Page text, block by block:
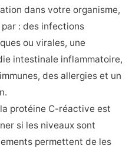
dans votre organisme,
: des infections
ou virales, une
intestinale inflammatoire,
des allergies et un
protéine C-réactive est
si les niveaux sont
permettent de les